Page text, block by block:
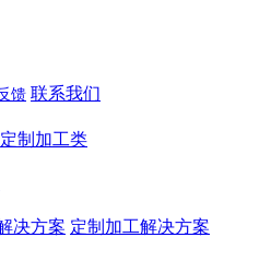
馈 联系我们
定制加工类
决方案 定制加工解决方案